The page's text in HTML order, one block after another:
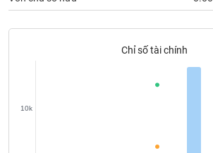
Chỉ số tài chính
10k
vụ